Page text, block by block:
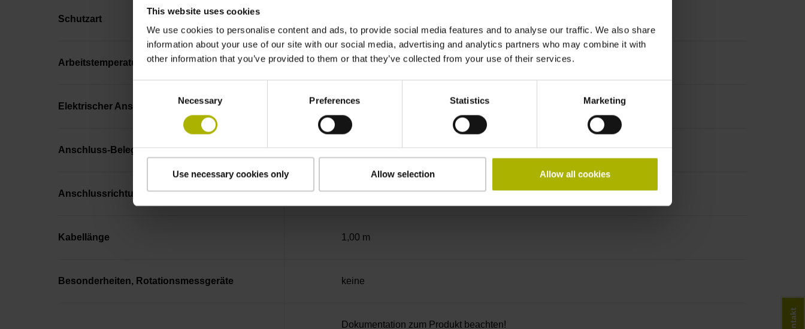
This website uses cookies
We use cookies to personalise content and ads, to provide social media features and to analyse our traffic. We also share
information about your use of our site with our social media, advertising and analytics partners who may combine it with
other information that you’ve provided to them or that they’ve collected from your use of their services.
Necessary Preferences Statistics Marketing
Use necessary cookies only Allow selection Allow all cookies
Schutzart
Arbeitstemperatur -10/+70 °C
Elektrischer Anschluss freies Kabelende
Anschluss-Belegung D360265
Anschlussrichtung radial
Kabellänge 1,00 m
Besonderheiten, Rotationsmessgeräte keine
Dokumentation zum Produkt beachten!